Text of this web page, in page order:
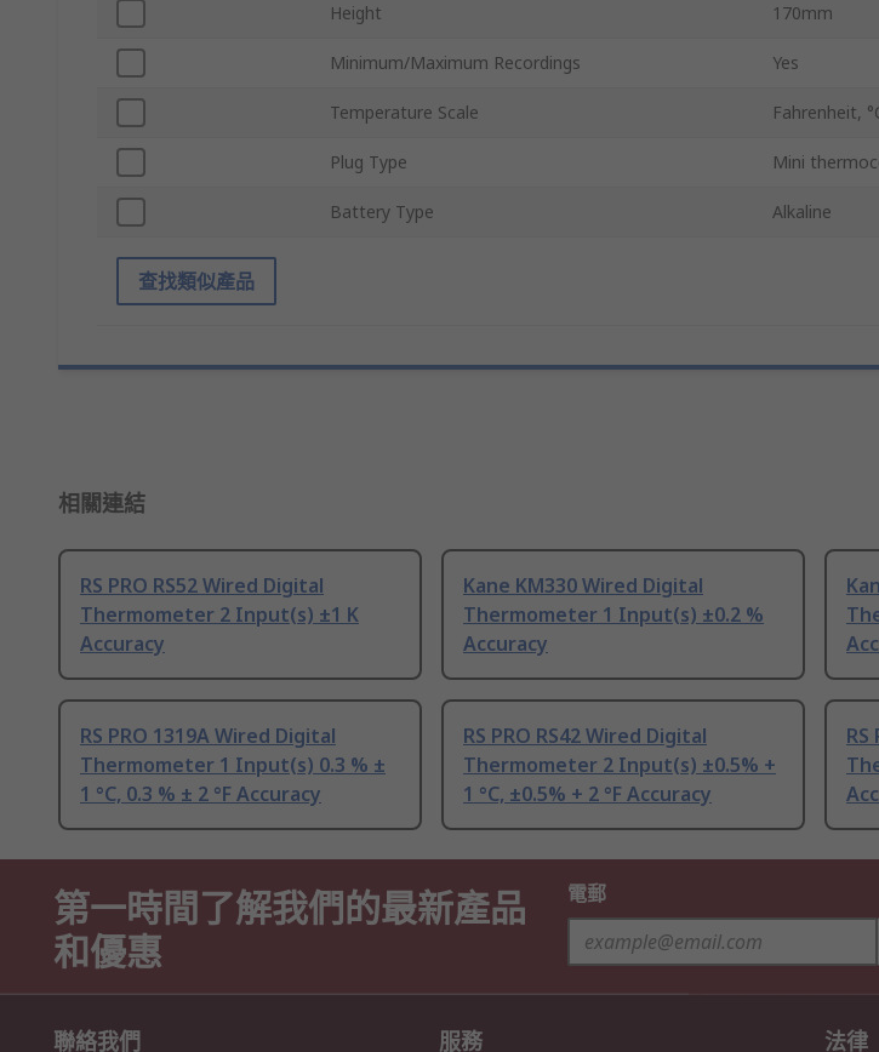
Height 170mm
Minimum/Maximum Recordings Yes
Temperature Scale Fahrenheit,
Plug Type Mini
Battery Type Alkaline
查找類似產品
相關連結
RS PRO RS52 Wired Digital
Thermometer 2 Input(s) ±1 K
Accuracy
Kane KM330 Wired Digital
Thermometer 1 Input(s) ±0.2 %
Accuracy
RS PRO 1319A Wired Digital
Thermometer 1 Input(s) 0.3 % ±
1 °C, 0.3 % ± 2 °F Accuracy
RS PRO RS42 Wired Digital
Thermometer 2 Input(s) ±0.5% +
1 °C, ±0.5% + 2 °F Accuracy
第一時間了解我們的最新產品
和優惠
電郵
聯絡我們 服務 法律